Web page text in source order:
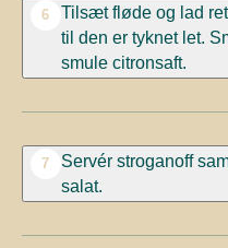
6
Tilsæt fløde og lad
til den er tyknet let.
smule citronsaft.
7
Servér stroganoff
salat.